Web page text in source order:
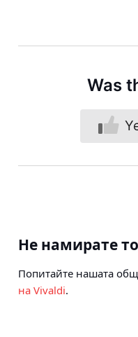
Was
Не намирате
Попитайте нашата
на Vivaldi.